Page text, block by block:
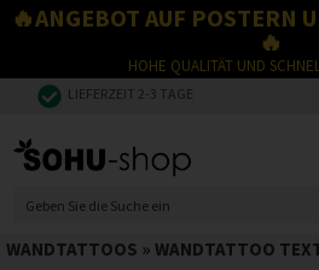
🔥ANGEBOT AUF POSTERN
🔥
HOHE QUALITÄT UND
LIEFERZEIT 2-3 TAGE
WANDTATTOOS » WANDTATTOO